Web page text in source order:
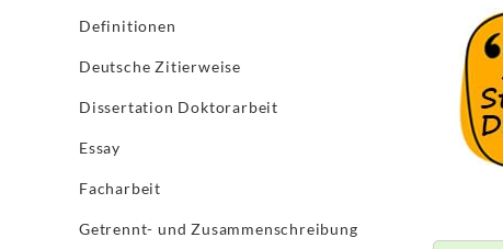
Definitionen
Deutsche Zitierweise
Dissertation Doktorarbeit
Essay
Facharbeit
Getrennt- und Zusammenschreibung